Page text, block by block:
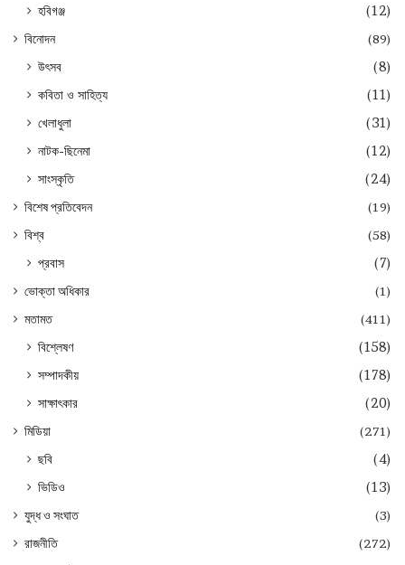
হবিগঞ্জ
(12)
বিনোদন (89)
উৎসব
(8)
কবিতা ও সাহিত্য
(11)
খেলাধুলা
(31)
নাটক-ছিনেমা
(12)
সাংস্কৃতি
(24)
বিশেষ প্রতিবেদন
(19)
বিশ্ব
(58)
প্রবাস (7)
ভোক্তা অধিকার
(1)
মতামত
(411)
বিশ্লেষণ
(158)
সম্পাদকীয়
(178)
সাক্ষাৎকার
(20)
মিডিয়া (271)
ছবি
(4)
ভিডিও
(13)
যুদ্ধ ও সংঘাত
(3)
রাজনীতি
(272)